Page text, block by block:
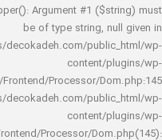
strtoupper(): Argument #1
be of type string,
domains/decokadeh.com/
Frontend/Processor/
domains/decokadeh.com/
Frontend/Processor/